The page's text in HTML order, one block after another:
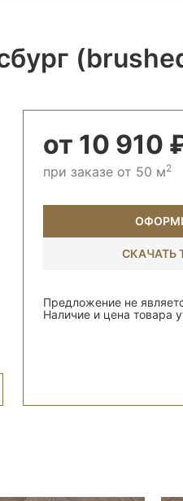
от 10 910
при заказе от 50 м2
СКАЧАТЬ
Предложение не
Наличие и цена товара